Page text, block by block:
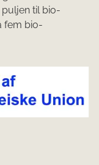
puljen til bio-
fem bio-